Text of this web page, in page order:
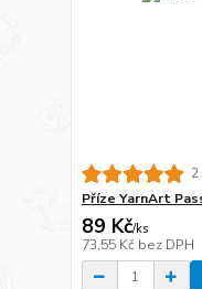
Příze YarnArt
89 Kč/ks
73,55 Kč bez DPH